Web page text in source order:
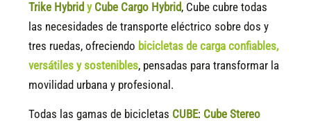
Trike Hybrid y Cube Cargo Hybrid, Cube cubre todas
las necesidades de transporte eléctrico sobre dos y
tres ruedas, ofreciendo bicicletas de carga confiables,
versátiles y sostenibles, pensadas para transformar la
movilidad urbana y profesional.
Todas las gamas de bicicletas CUBE: Cube Stereo